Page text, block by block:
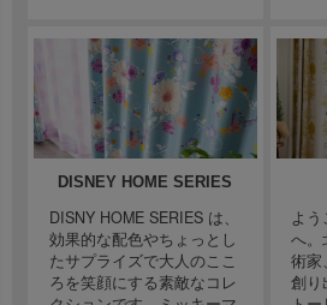
DISNEY HOME SERIES
DISNY HOME SERIES は、
効果的な配色やちょっとし
たサプライズで大人のここ
ろを笑顔にする素敵なコレ
よう
へ。
術家
創り